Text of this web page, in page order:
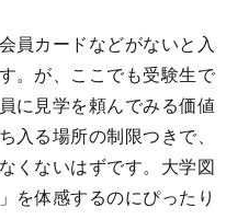
員カードなどがないと入
。が、ここでも受験生で
に見学を頼んでみる価値
入る場所の制限つきで、
くないはずです。大学図
を体感するのにぴったり